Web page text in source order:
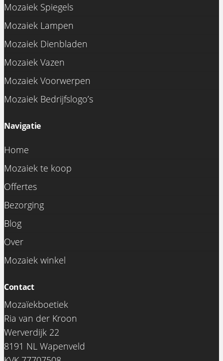
Mozaiek Spiegels
Mozaiek Lampen
Mozaiek Dienbladen
Mozaiek Vazen
Mozaiek Voorwerpen
Mozaiek Bedrijfslogo’s
Navigatie
Home
Mozaiek te koop
Offertes
Bezorging
Blog
Over
Mozaiek winkel
Contact
Mozaïekboetiek
Ria van der Kroon
Werverdijk 22
8191 NL Wapenveld